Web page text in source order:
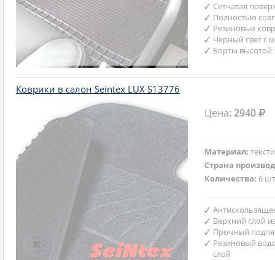
Сетчатая
Полностью
Резиновые
Черный свет с
Борты
Коврики в салон Seintex LUX S13776
Цена:2940
Материал:
Страна
Количество: 6
Верхний слой
Прочный
Резиновый
слой